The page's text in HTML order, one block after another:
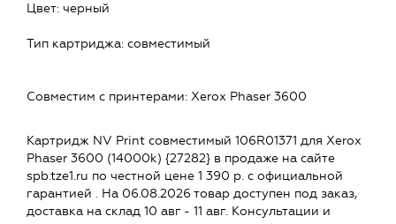
Цвет: черный
Тип картриджа: совместимый
Совместим c принтерами: Xerox Phaser 3600
Картридж NV Print совместимый 106R01371 для Xerox
Phaser 3600 (14000k) {27282} в продаже на сайте
spb.tze1.ru по честной цене 1 390 р. с официальной
гарантией . На 06.08.2026 товар доступен под заказ,
доставка на склад 10 авг - 11 авг. Консультации и